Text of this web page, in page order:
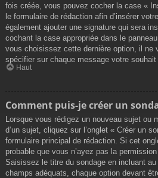
fois créée, vous pouvez cocher la case «
le formulaire de rédaction afin d’insérer
également ajouter une signature qui sera
cochant la case appropriée dans le
vous choisissez cette dernière option, il ne
spécifier sur chaque message votre souhait
Haut
Comment puis-je créer un
Lorsque vous rédigez un nouveau sujet ou
d’un sujet, cliquez sur l’onglet « Créer un
formulaire principal de rédaction. Si cet
probable que vous n’ayez pas la
Saisissez le titre du sondage en incluant
champs adéquats, chaque option devant